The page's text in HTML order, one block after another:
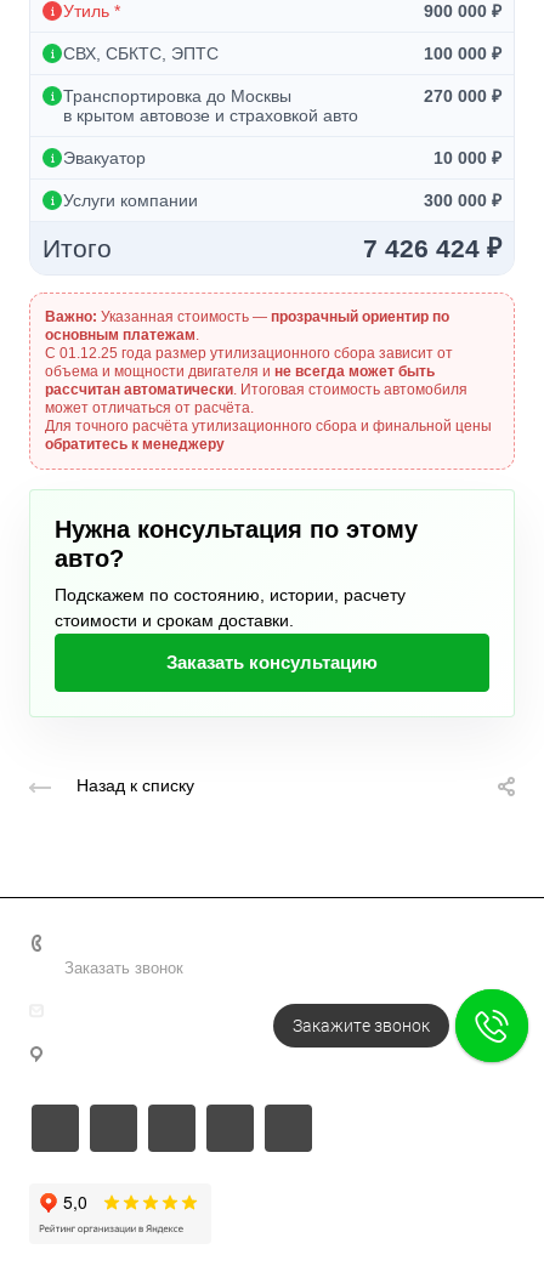
Утиль * 900 000 ₽
СВХ, СБКТС, ЭПТС 100 000 ₽
Транспортировка до Москвы
в крытом автовозе и страховкой авто
270 000 ₽
Эвакуатор 10 000 ₽
Услуги компании 300 000 ₽
Итого 7 426 424 ₽
Важно: Указанная стоимость — прозрачный ориентир по
основным платежам.
С 01.12.25 года размер утилизационного сбора зависит от
объема и мощности двигателя и не всегда может быть
рассчитан автоматически. Итоговая стоимость автомобиля
может отличаться от расчёта.
Для точного расчёта утилизационного сбора и финальной цены
обратитесь к менеджеру
Нужна консультация по этому
авто?
Подскажем по состоянию, истории, расчету
стоимости и срокам доставки.
Заказать консультацию
Назад к списку
Заказать звонок
Закажите звонок